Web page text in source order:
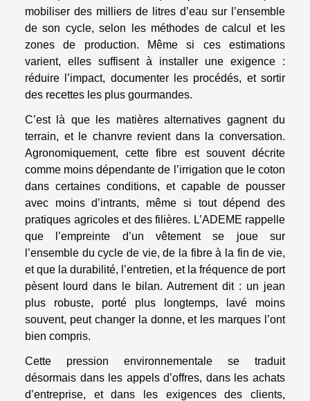
mobiliser des milliers de litres d’eau sur l’ensemble
de son cycle, selon les méthodes de calcul et les
zones de production. Même si ces estimations
varient, elles suffisent à installer une exigence :
réduire l’impact, documenter les procédés, et sortir
des recettes les plus gourmandes.
C’est là que les matières alternatives gagnent du
terrain, et le chanvre revient dans la conversation.
Agronomiquement, cette fibre est souvent décrite
comme moins dépendante de l’irrigation que le coton
dans certaines conditions, et capable de pousser
avec moins d’intrants, même si tout dépend des
pratiques agricoles et des filières. L’ADEME rappelle
que l’empreinte d’un vêtement se joue sur
l’ensemble du cycle de vie, de la fibre à la fin de vie,
et que la durabilité, l’entretien, et la fréquence de port
pèsent lourd dans le bilan. Autrement dit : un jean
plus robuste, porté plus longtemps, lavé moins
souvent, peut changer la donne, et les marques l’ont
bien compris.
Cette pression environnementale se traduit
désormais dans les appels d’offres, dans les achats
d’entreprise, et dans les exigences des clients,